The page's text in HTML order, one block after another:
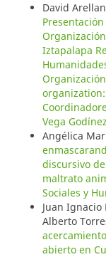
David
Iztapalapa
Vega Godínez
Angélica
discursivo
maltrato
Sociales y
Juan Ignacio
Alberto
abierto en